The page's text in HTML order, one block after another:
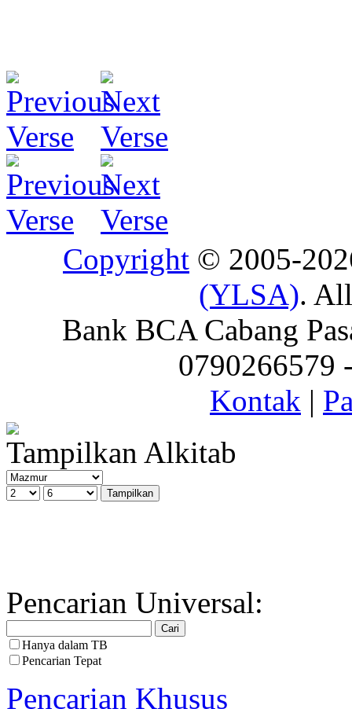
Copyright © 2005-
(YLSA).
Bank BCA Cabang
0790266579
Kontak |
Tampilkan Alkitab
Pencarian Universal:
Hanya dalam TB
Pencarian Tepat
Pencarian Khusus